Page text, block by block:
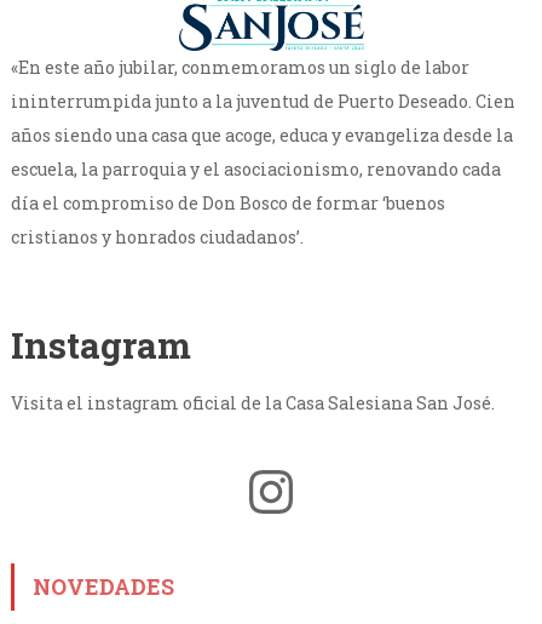
«En este año jubilar, conmemoramos un siglo de labor
ininterrumpida junto a la juventud de Puerto Deseado. Cien
años siendo una casa que acoge, educa y evangeliza desde la
escuela, la parroquia y el asociacionismo, renovando cada
día el compromiso de Don Bosco de formar ‘buenos
cristianos y honrados ciudadanos’.
Instagram
Visita el instagram oficial de la Casa Salesiana San José.
Instagram
NOVEDADES